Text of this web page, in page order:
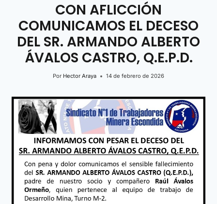
CON AFLICCIÓN
COMUNICAMOS EL DECESO
DEL SR. ARMANDO ALBERTO
ÁVALOS CASTRO, Q.E.P.D.
Por Hector Araya 14 de febrero de 2026